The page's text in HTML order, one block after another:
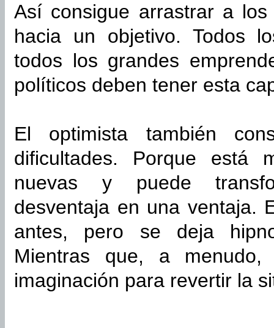
Así consigue arrastrar a
hacia un objetivo. Todos
todos los grandes
políticos deben tener esta
El optimista también
dificultades. Porque está
nuevas y puede
desventaja en una ventaja.
antes, pero se deja
Mientras que, a
imaginación para revertir la